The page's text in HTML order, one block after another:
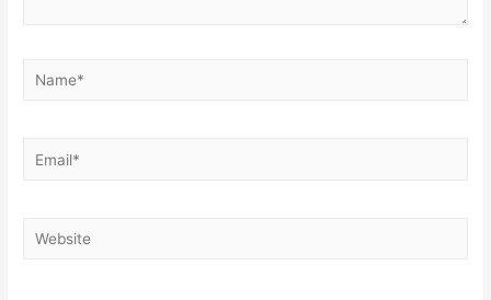
Name*
Email*
Website